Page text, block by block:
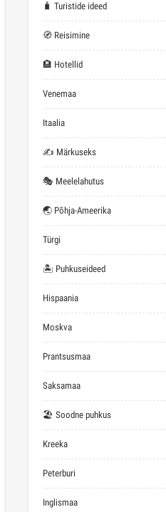
🧳 Turistide ideed
🧭 Reisimine
🏨 Hotellid
Venemaa
Itaalia
✍ Märkuseks
🎭 Meelelahutus
🌏 Põhja-Ameerika
Türgi
🏝 Puhkuseideed
Hispaania
Moskva
Prantsusmaa
Saksamaa
🏖 Soodne puhkus
Kreeka
Peterburi
Inglismaa